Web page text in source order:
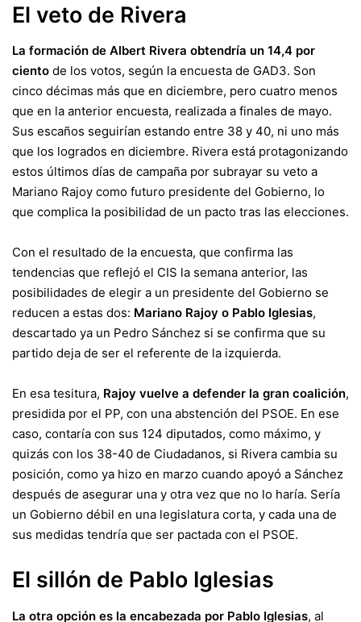
El veto de Rivera
La formación de Albert Rivera obtendría un 14,4 por
ciento de los votos, según la encuesta de GAD3. Son
cinco décimas más que en diciembre, pero cuatro menos
que en la anterior encuesta, realizada a finales de mayo.
Sus escaños seguirían estando entre 38 y 40, ni uno más
que los logrados en diciembre. Rivera está protagonizando
estos últimos días de campaña por subrayar su veto a
Mariano Rajoy como futuro presidente del Gobierno, lo
que complica la posibilidad de un pacto tras las elecciones.
Con el resultado de la encuesta, que confirma las
tendencias que reflejó el CIS la semana anterior, las
posibilidades de elegir a un presidente del Gobierno se
reducen a estas dos: Mariano Rajoy o Pablo Iglesias,
descartado ya un Pedro Sánchez si se confirma que su
partido deja de ser el referente de la izquierda.
En esa tesitura, Rajoy vuelve a defender la gran coalición,
presidida por el PP, con una abstención del PSOE. En ese
caso, contaría con sus 124 diputados, como máximo, y
quizás con los 38-40 de Ciudadanos, si Rivera cambia su
posición, como ya hizo en marzo cuando apoyó a Sánchez
después de asegurar una y otra vez que no lo haría. Sería
un Gobierno débil en una legislatura corta, y cada una de
sus medidas tendría que ser pactada con el PSOE.
El sillón de Pablo Iglesias
La otra opción es la encabezada por Pablo Iglesias, al